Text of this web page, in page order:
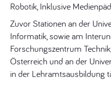
Robotik, Inklusive
Zuvor Stationen an der
Informatik, sowie am
Forschungszentrum
Österreich und an der
in der Lehramtsausbildung